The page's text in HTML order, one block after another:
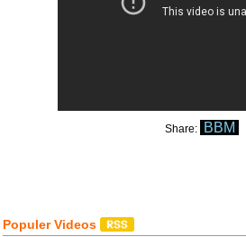
Share: BBM
Populer Videos